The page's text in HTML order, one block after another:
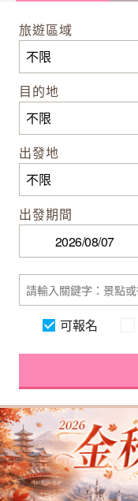
旅遊區域
目的地
出發地
出發期間
可報名